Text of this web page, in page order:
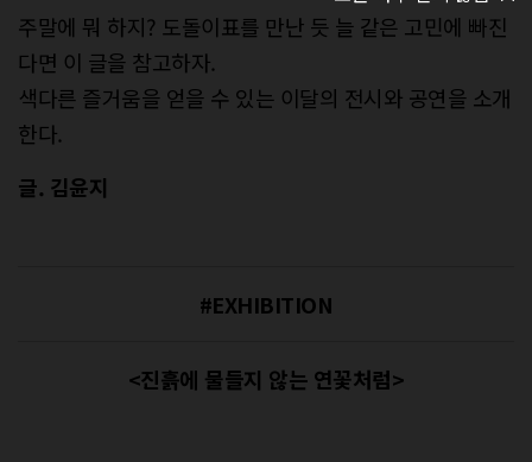
주말에 뭐 하지? 도돌이표를 만난 듯 늘 같은 고민에 빠진
다면 이 글을 참고하자.
색다른 즐거움을 얻을 수 있는 이달의 전시와 공연을 소개
한다.
글. 김윤지
#EXHIBITION
<진흙에 물들지 않는 연꽃처럼>